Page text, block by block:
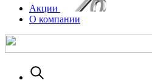
Акции
О компании